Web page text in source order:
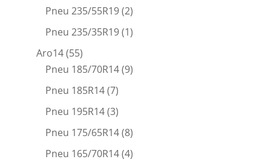
Pneu 235/55R19(2)
Pneu 235/35R19(1)
Aro14(55)
Pneu 185/70R14(9)
Pneu 185R14(7)
Pneu 195R14(3)
Pneu 175/65R14(8)
Pneu 165/70R14(4)